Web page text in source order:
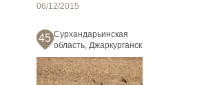
06/12/2015
45 Сурхандарьинская
область, Джаркурганск